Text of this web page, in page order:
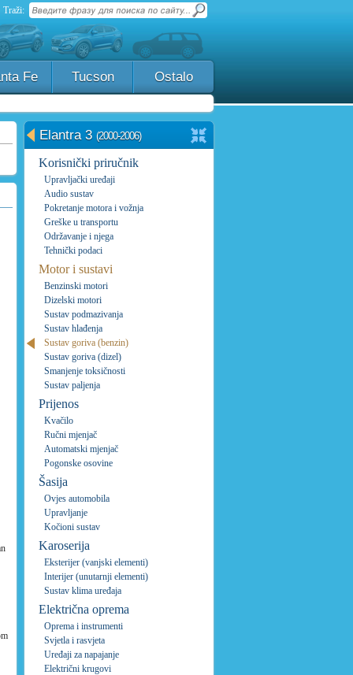
Traži:
Fe Tucson Ostalo
Elantra 3 (2000-2006)
Korisnički priručnik
Upravljački uređaji
Audio sustav
Pokretanje motora i vožnja
Greške u transportu
Održavanje i njega
Tehnički podaci
Motor i sustavi
Benzinski motori
Dizelski motori
Sustav podmazivanja
Sustav hlađenja
Sustav goriva (benzin)
Sustav goriva (dizel)
Smanjenje toksičnosti
Sustav paljenja
Prijenos
Kvačilo
Ručni mjenjač
Automatski mjenjač
Pogonske osovine
Šasija
Ovjes automobila
Upravljanje
Kočioni sustav
Karoserija
Eksterijer (vanjski elementi)
Interijer (unutarnji elementi)
Sustav klima uređaja
Električna oprema
Oprema i instrumenti
Svjetla i rasvjeta
Uređaji za napajanje
Električni krugovi